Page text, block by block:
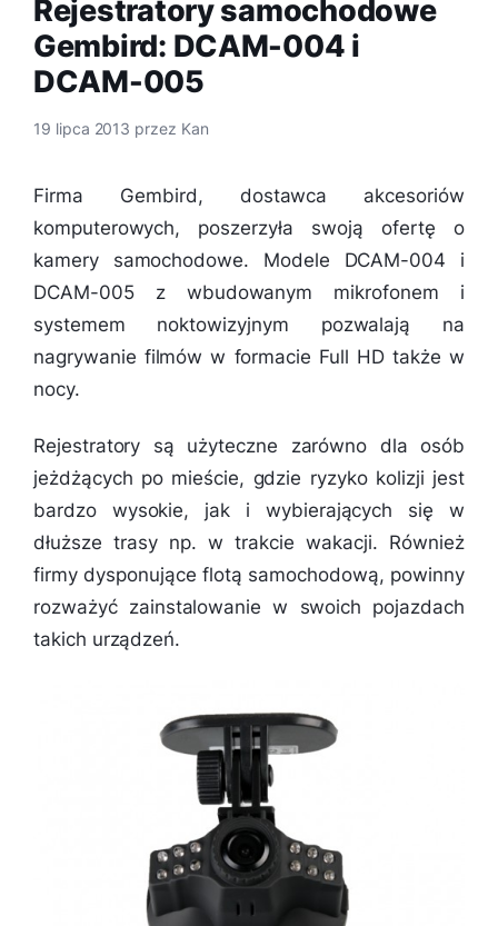
Rejestratory samochodowe
Gembird: DCAM-004 i
DCAM-005
19 lipca 2013 przez Kan
Firma Gembird, dostawca akcesoriów
komputerowych, poszerzyła swoją ofertę o
kamery samochodowe. Modele DCAM-004 i
DCAM-005 z wbudowanym mikrofonem i
systemem noktowizyjnym pozwalają na
nagrywanie filmów w formacie Full HD także w
nocy.
Rejestratory są użyteczne zarówno dla osób
jeżdżących po mieście, gdzie ryzyko kolizji jest
bardzo wysokie, jak i wybierających się w
dłuższe trasy np. w trakcie wakacji. Również
firmy dysponujące flotą samochodową, powinny
rozważyć zainstalowanie w swoich pojazdach
takich urządzeń.